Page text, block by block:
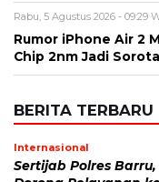
Nama*
Simpan nama,